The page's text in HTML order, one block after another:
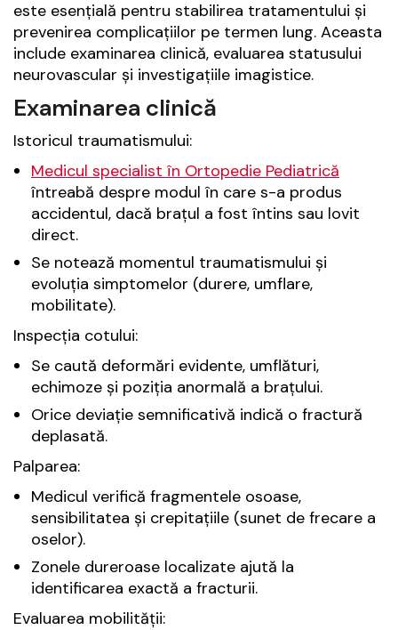
este esențială pentru stabilirea tratamentului și
prevenirea complicațiilor pe termen lung. Aceasta
include examinarea clinică, evaluarea statusului
neurovascular și investigațiile imagistice.
Examinarea clinică
Istoricul traumatismului:
Medicul specialist în Ortopedie Pediatrică
întreabă despre modul în care s-a produs
accidentul, dacă brațul a fost întins sau lovit
direct.
Se notează momentul traumatismului și
evoluția simptomelor (durere, umflare,
mobilitate).
Inspecția cotului:
Se caută deformări evidente, umflături,
echimoze și poziția anormală a brațului.
Orice deviație semnificativă indică o fractură
deplasată.
Palparea:
Medicul verifică fragmentele osoase,
sensibilitatea și crepitațiile (sunet de frecare a
oselor).
Zonele dureroase localizate ajută la
identificarea exactă a fracturii.
Evaluarea mobilității: